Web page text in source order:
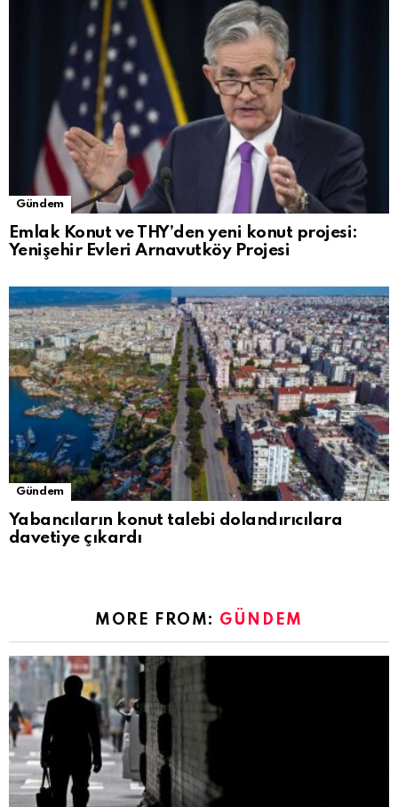
Gündem
Emlak Konut ve THY’den yeni konut projesi:
Yenişehir Evleri Arnavutköy Projesi
Gündem
Yabancıların konut talebi dolandırıcılara
davetiye çıkardı
MORE FROM: GÜNDEM